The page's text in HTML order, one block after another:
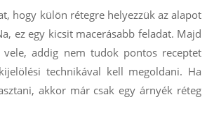
hogy külön rétegre helyezzük az alapot
ez egy kicsit macerásabb feladat. Majd
vele, addig nem tudok pontos receptet
technikával kell megoldani. Ha
akkor már csak egy árnyék réteg